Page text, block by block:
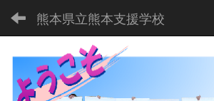
熊本県立熊本支援学校